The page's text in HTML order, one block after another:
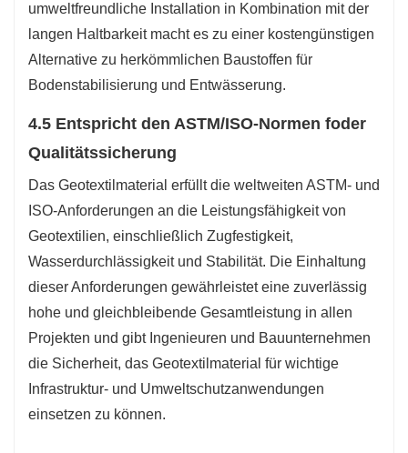
umweltfreundliche Installation in Kombination mit der
langen Haltbarkeit macht es zu einer kostengünstigen
Alternative zu herkömmlichen Baustoffen für
Bodenstabilisierung und Entwässerung.
4.5 Entspricht den ASTM/ISO-Normen foder
Qualitätssicherung
Das Geotextilmaterial erfüllt die weltweiten ASTM- und
ISO-Anforderungen an die Leistungsfähigkeit von
Geotextilien, einschließlich Zugfestigkeit,
Wasserdurchlässigkeit und Stabilität. Die Einhaltung
dieser Anforderungen gewährleistet eine zuverlässig
hohe und gleichbleibende Gesamtleistung in allen
Projekten und gibt Ingenieuren und Bauunternehmen
die Sicherheit, das Geotextilmaterial für wichtige
Infrastruktur- und Umweltschutzanwendungen
einsetzen zu können.